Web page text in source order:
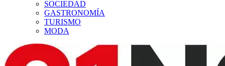
SOCIEDAD
GASTRONOMÍA
TURISMO
MODA